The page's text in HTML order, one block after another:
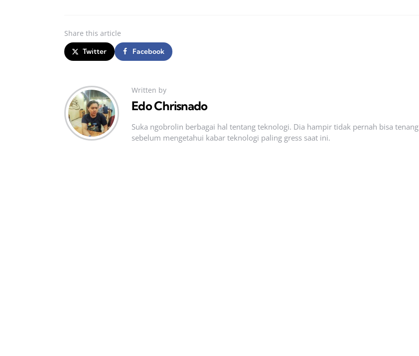
Share this article
Twitter Facebook
Written by
Edo Chrisnado
Suka ngobrolin berbagai hal tentang teknologi. Dia hampir tidak pernah bisa tenang
sebelum mengetahui kabar teknologi paling gress saat ini.